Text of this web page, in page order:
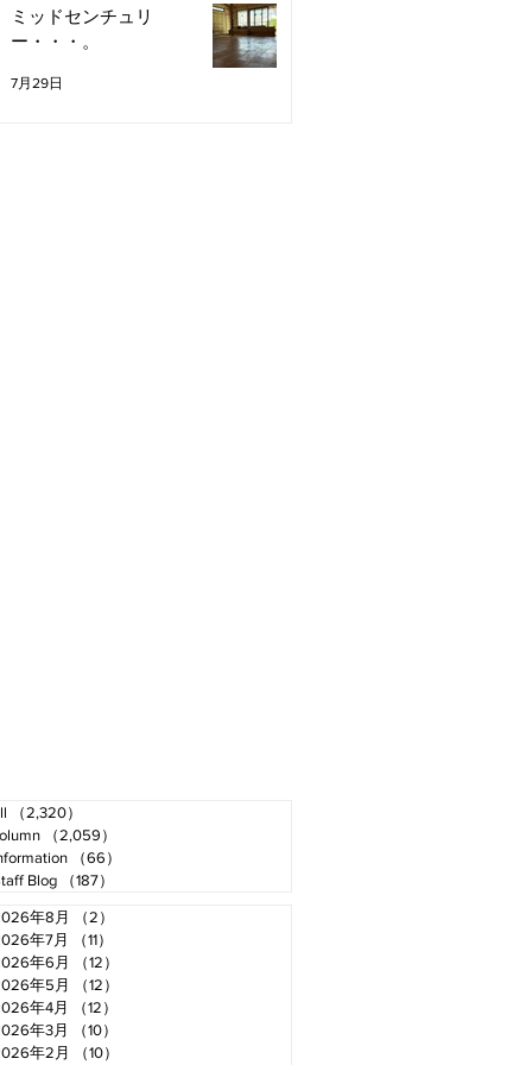
ミッドセンチュリ
ー・・・。
7月29日
（2,320）
（2,059）
（66）
Blog
（187）
年8月 （2）
年7月
（11）
年6月
（12）
年5月
（12）
年4月
（12）
年3月
（10）
年2月
（10）